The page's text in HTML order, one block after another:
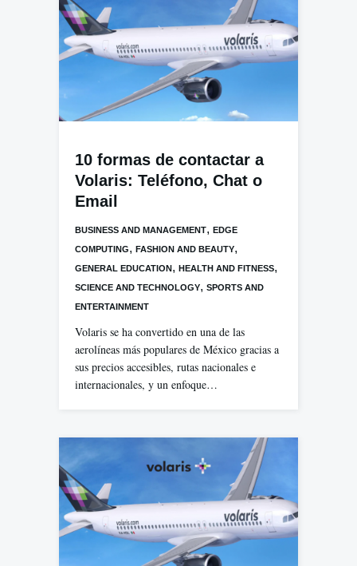
10 formas de contactar a
Volaris: Teléfono, Chat o
Email
BUSINESS AND MANAGEMENT, EDGE
COMPUTING, FASHION AND BEAUTY,
GENERAL EDUCATION , HEALTH AND FITNESS,
SCIENCE AND TECHNOLOGY, SPORTS AND
ENTERTAINMENT
Volaris se ha convertido en una de las
aerolíneas más populares de México gracias a
sus precios accesibles, rutas nacionales e
internacionales, y un enfoque…